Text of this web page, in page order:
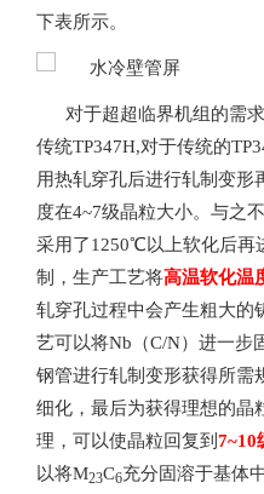
下表所示。
对于超超临界机组的需求
传统TP347H,对于传统的
用热轧穿孔后进行轧制变形
度在4~7级晶粒大小。与之
采用了1250℃以上软化后再
制，生产工艺将高温软化温
轧穿孔过程中会产生粗大的
艺可以将Nb（C/N）进一步
钢管进行轧制变形获得所需
细化，最后为获得理想的晶
理，可以使晶粒回复到 7~10
以将M23C6充分固溶于基体